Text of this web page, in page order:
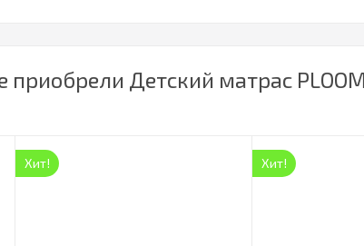
Детский матрас
Хит! Хит!